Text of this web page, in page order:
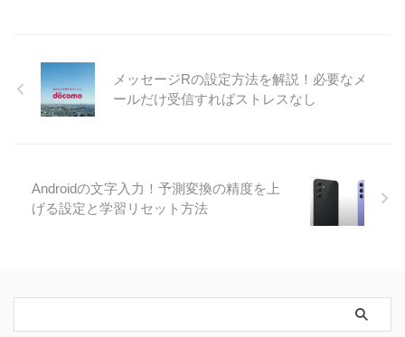
メッセージRの設定方法を解説！必要なメ
ールだけ受信すればストレスなし
Androidの文字入力！予測変換の精度を上
げる設定と学習リセット方法